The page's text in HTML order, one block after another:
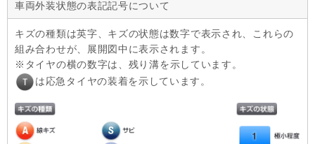
車両外装状態の表記記号について
キズの種類は英字、キズの状態は数字で表示され、これらの
組み合わせが、展開図中に表示されます。
タイヤの横の数字は、残り溝を示しています。
は応急タイヤの装着を示しています。